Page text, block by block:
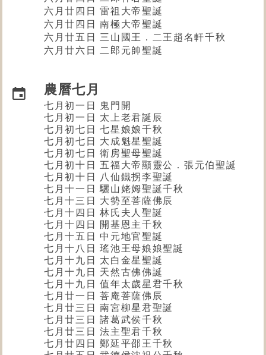
六月廿四日 雷祖大帝聖誕
六月廿四日 南極大帝聖誕
六月廿五日 三山國王．二王趙名軒千秋
六月廿六日 二郎元帥聖誕
農曆七月
七月初一日 鬼門開
七月初一日 太上老君誕辰
七月初七日 七星娘娘千秋
七月初七日 大成魁星聖誕
七月初七日 衛房聖母聖誕
七月初十日五福大帝顯靈公．張元伯聖誕
七月初十日 八仙鐵拐李聖誕
七月十一日 驪山姥姆聖誕千秋
七月十三日 大勢至菩薩佛辰
七月十四日 林氏夫人聖誕
七月十四日 開基恩主千秋
七月十五日 中元地官聖誕
七月十八日 瑤池王母娘娘聖誕
七月十九日 太白金星聖誕
七月十九日 天然古佛佛誕
七月十九日 值年太歲星君千秋
七月廿一日 菩庵菩薩佛辰
七月廿三日 南宮柳星君聖誕
七月廿三日 諸葛武侯千秋
七月廿三日 法主聖君千秋
七月廿四日 鄭延平邵王千秋